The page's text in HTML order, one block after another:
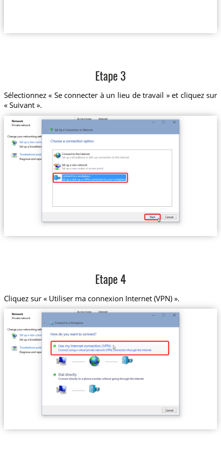
Etape 3
Sélectionnez « Se connecter à un lieu de travail » et cliquez sur
« Suivant ».
Etape 4
Cliquez sur « Utiliser ma connexion Internet (VPN) ».